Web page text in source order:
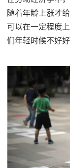
随着年龄上涨才
可以在一定程度
们年轻时候不好